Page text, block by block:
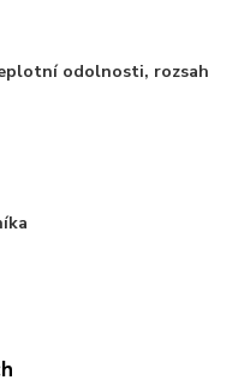
odolnosti, rozsah